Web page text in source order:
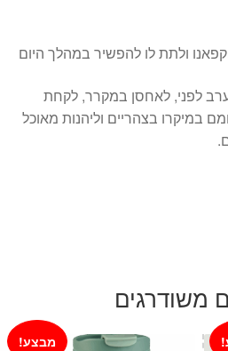
ולתת לו להפשיר במהלך היום
לפני, לאחסן במקרר, לקחת
במיקרו בצהריים וליהנות מאוכל
משודרגים
מבצע!